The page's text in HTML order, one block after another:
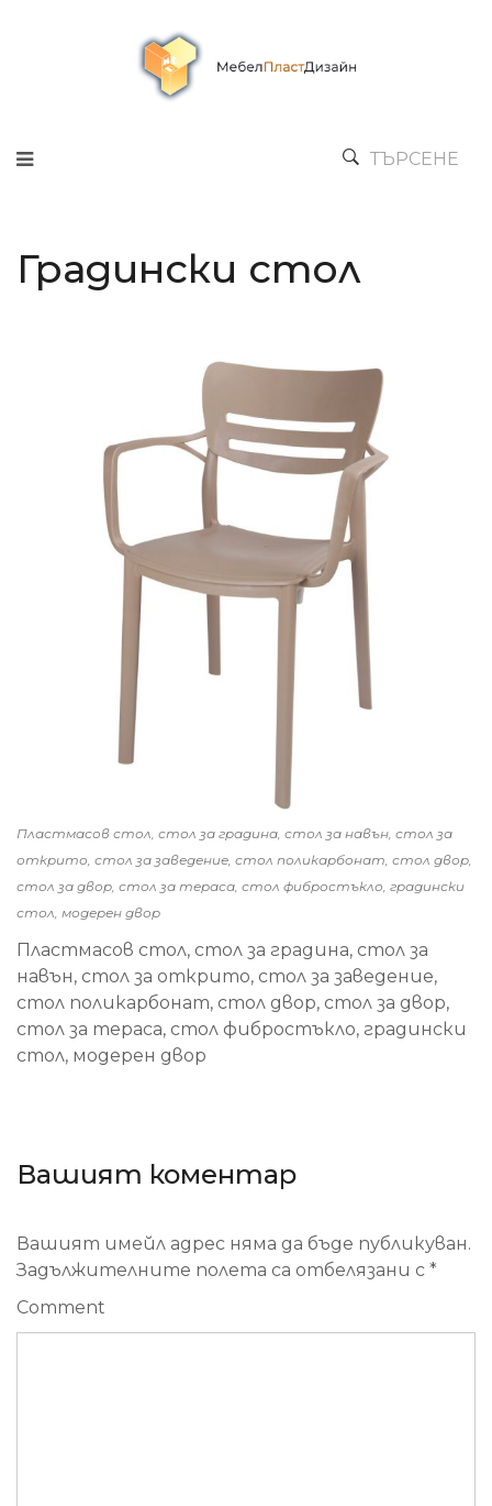
ТЪРСЕНЕ
Градински стол
Пластмасов стол, стол за градина, стол за навън, стол за
открито, стол за заведение, стол поликарбонат, стол двор,
стол за двор, стол за тераса, стол фибростъкло, градински
стол, модерен двор
Пластмасов стол, стол за градина, стол за
навън, стол за открито, стол за заведение,
стол поликарбонат, стол двор, стол за двор,
стол за тераса, стол фибростъкло, градински
стол, модерен двор
Вашият коментар
Вашият имейл адрес няма да бъде публикуван.
Задължителните полета са отбелязани с *
Comment